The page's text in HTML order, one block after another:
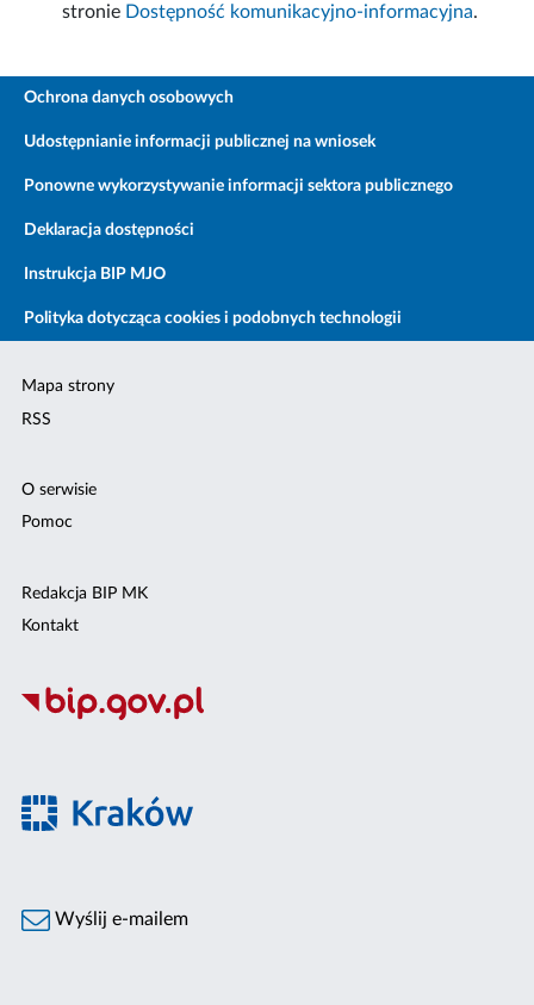
stronie Dostępność komunikacyjno-informacyjna.
Ochrona danych osobowych
Udostępnianie informacji publicznej na wniosek
Ponowne wykorzystywanie informacji sektora publicznego
Deklaracja dostępności
Instrukcja BIP MJO
Polityka dotycząca cookies i podobnych technologii
Mapa strony
RSS
O serwisie
Pomoc
Redakcja BIP MK
Kontakt
Wyślij e-mailem